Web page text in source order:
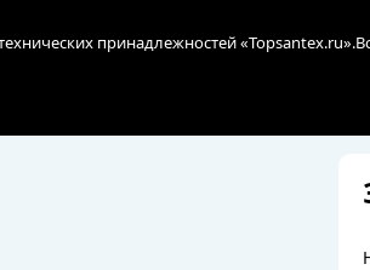
принадлежностей